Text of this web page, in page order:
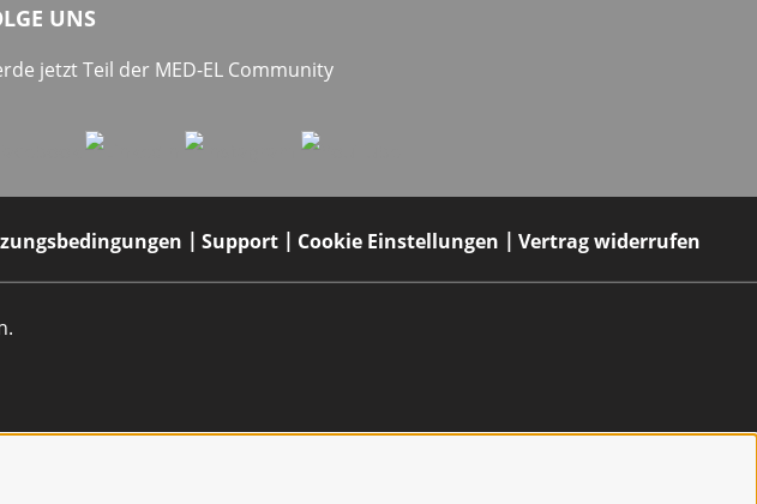
UNS
jetzt Teil der MED-EL Community
Support Cookie Einstellungen Vertrag widerrufen